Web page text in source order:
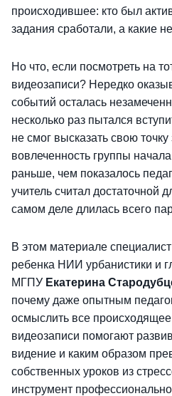
происходившее: кто был
задания сработали, а какие
Но что, если посмотреть на
видеозаписи? Нередко
событий осталась
несколько раз пытался
не смог высказать свою
вовлеченность группы
раньше, чем показалось
учитель считал достаточной
самом деле длилась всего
В этом материале
ребенка НИИ урбанистики и
МГПУ Екатерина
почему даже опытным
осмыслить все происходящее
видеозаписи помогают
видение и каким образом
собственных уроков из
инструмент